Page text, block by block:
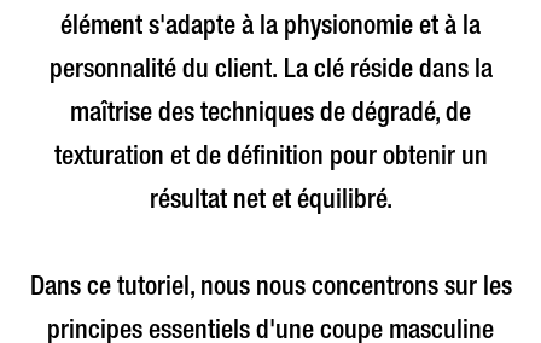
élément s'adapte à la physionomie et à la
personnalité du client. La clé réside dans la
maîtrise des techniques de dégradé, de
texturation et de définition pour obtenir un
résultat net et équilibré.
Dans ce tutoriel, nous nous concentrons sur les
principes essentiels d'une coupe masculine